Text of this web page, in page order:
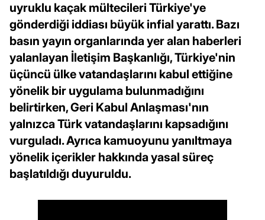
uyruklu kaçak mültecileri Türkiye'ye
gönderdiği iddiası büyük infial yarattı. Bazı
basın yayın organlarında yer alan haberleri
yalanlayan İletişim Başkanlığı, Türkiye'nin
üçüncü ülke vatandaşlarını kabul ettiğine
yönelik bir uygulama bulunmadığını
belirtirken, Geri Kabul Anlaşması'nın
yalnızca Türk vatandaşlarını kapsadığını
vurguladı. Ayrıca kamuoyunu yanıltmaya
yönelik içerikler hakkında yasal süreç
başlatıldığı duyuruldu.